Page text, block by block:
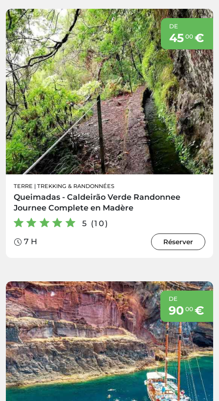
DE
45 00€
TERRE | TREKKING & RANDONNÉES
Queimadas - Caldeirão Verde Randonnee
Journee Complete en Madère
5 (10)
7 H
Réserver
DE
90 00€